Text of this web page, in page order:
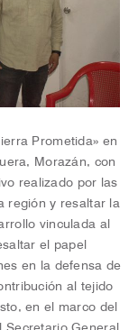
Prometida» en
Morazán, con
realizado por las
región y resaltar la
vinculada al
el papel
en la defensa de
al tejido
en el marco del
Secretario General